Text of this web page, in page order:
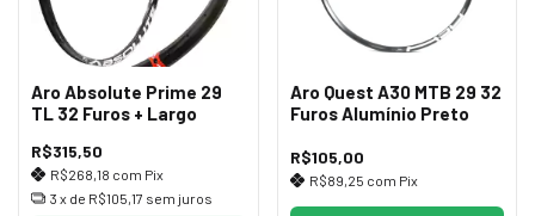
Aro Absolute Prime 29
TL 32 Furos + Largo
R$315,50
R$268,18 com Pix
3 x de R$105,17 sem juros
Aro Quest A30 MTB 29 32
Furos Alumínio Preto
R$105,00
R$89,25 com Pix